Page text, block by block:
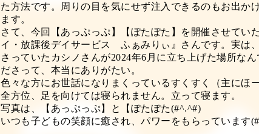
た方法です。周りの目を気にせず注入できるのもお出か
ます。
さて、今回【あっぷっぷ】【ぽたぽた】を開催させてい
イ・放課後デイサービス ふぁみりぃ』さんです。実は
さっていたカシノさんが2024年6 月に立ち上げた場所な
ださって、本当にありがたい。
色々な方にお世話になりまくっているすくすく（主にほ
全方位、足を向けては寝られません。立って寝ます。
写真は、【あっぷっぷ】と【ぽたぽた(#^.^#)
いつも子どもの笑顔に癒され、パワーをもらっています